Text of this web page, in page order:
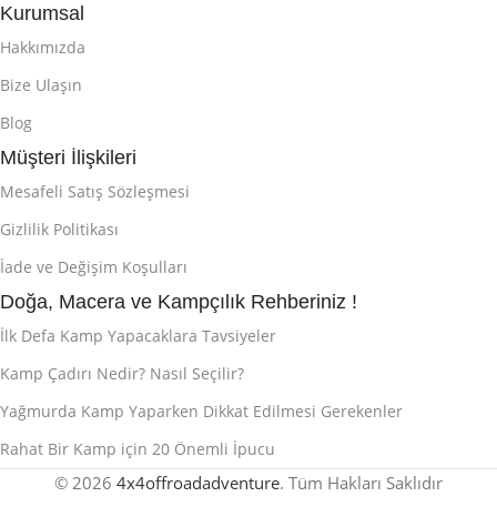
Kurumsal
Hakkımızda
Bize Ulaşın
Blog
Müşteri İlişkileri
Mesafeli Satış Sözleşmesi
Gizlilik Politikası
İade ve Değişim Koşulları
Doğa, Macera ve Kampçılık Rehberiniz !
İlk Defa Kamp Yapacaklara Tavsiyeler
Kamp Çadırı Nedir? Nasıl Seçilir?
Yağmurda Kamp Yaparken Dikkat Edilmesi Gerekenler
Rahat Bir Kamp için 20 Önemli İpucu
© 2026 4x4offroadadventure. Tüm Hakları Saklıdır